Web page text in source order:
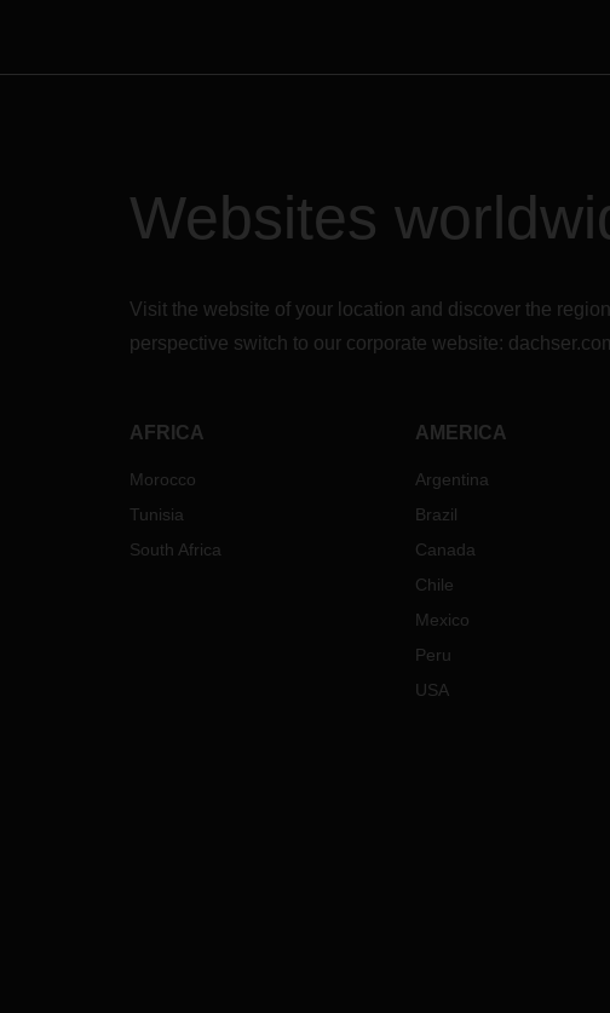
Websites
Visit the website of your location and discover the
perspective switch to our corporate website:
AFRICA
Morocco
Tunisia
South Africa
AMERICA
Argentina
Brazil
Canada
Chile
Mexico
Peru
USA